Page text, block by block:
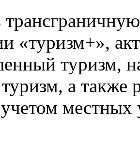
«туризм+»,
туризм,
а также
местных